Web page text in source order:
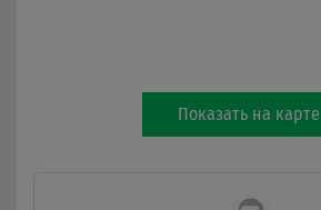
Показать на карте